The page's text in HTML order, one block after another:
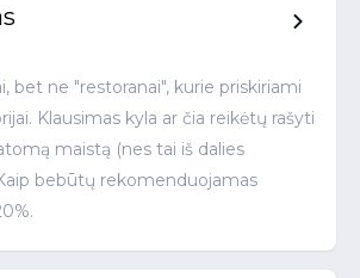
bet ne "restoranai", kurie priskiriami
Klausimas kyla ar čia reikėtų rašyti
maistą (nes tai iš dalies
bebūtų rekomenduojamas